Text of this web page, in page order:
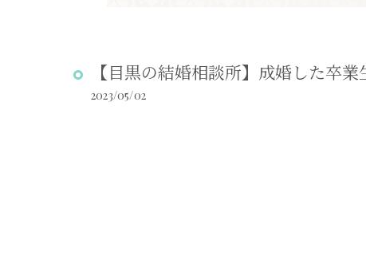
【目黒の結婚相談所】成婚した卒
2023/05/02